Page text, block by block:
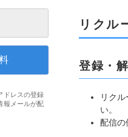
リクル
登録・
リク
い。
配信の
ドレスの登録
報メールが配